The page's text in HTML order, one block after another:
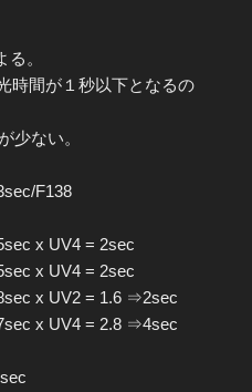
。
時間が１秒以下となるの
少ない。
F138
x UV4 = 2sec
x UV4 = 2sec
x UV2 = 1.6 ⇒2sec
x UV4 = 2.8 ⇒4sec